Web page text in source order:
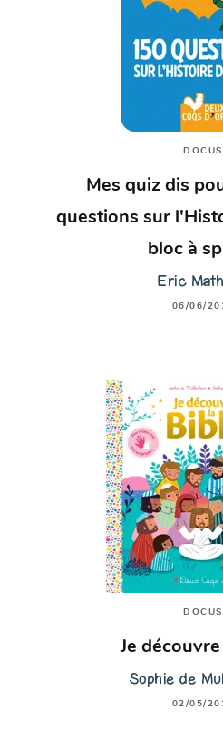
DOCUS
Mes quiz dis
questions sur
bloc à
Eric
06/06/
DOCUS
Je
Sophie de
02/05/